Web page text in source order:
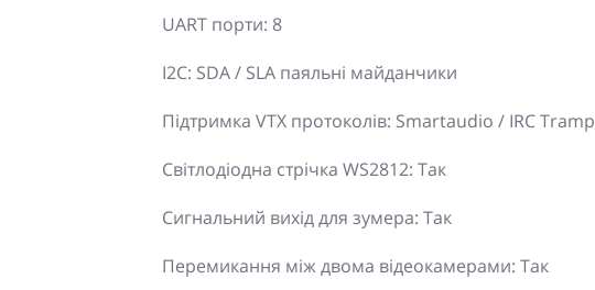
UART порти: 8
I2C: SDA / SLA паяльні майданчики
Підтримка VTX протоколів: Smartaudio / IRC Tramp
Світлодіодна стрічка WS2812: Так
Сигнальний вихід для зумера: Так
Перемикання між двома відеокамерами: Так